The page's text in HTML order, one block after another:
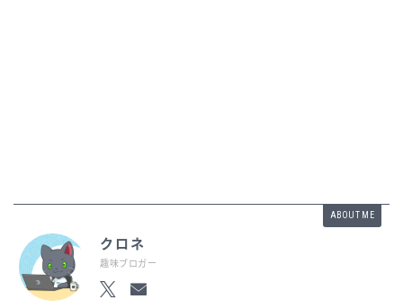
ABOUT ME
クロネ
趣味ブロガー